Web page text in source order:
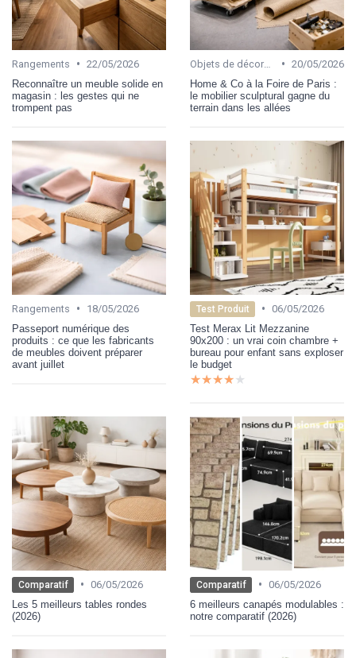
Rangements • 22/05/2026
Reconnaître un meuble solide en
magasin : les gestes qui ne
trompent pas
Objets de décoration • 20/05/2026
Home & Co à la Foire de Paris :
le mobilier sculptural gagne du
terrain dans les allées
Rangements •
18/05/2026
Passeport numérique des
produits : ce que les fabricants
de meubles doivent préparer
avant juillet
Test Produit • 06/05/2026
Test Merax Lit Mezzanine
90x200 : un vrai coin chambre +
bureau pour enfant sans exploser
le budget
★★★★★
★★★★★
Comparatif • 06/05/2026
Les 5 meilleurs tables rondes
(2026)
Comparatif • 06/05/2026
6 meilleurs canapés modulables :
notre comparatif (2026)